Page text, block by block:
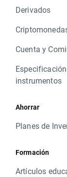
Derivados
Cuenta y
instrumentos
Ahorrar
Planes de
Formación
Artículos